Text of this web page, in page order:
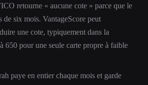
retourne « aucune cote » parce que le
de six mois. VantageScore peut
une cote, typiquement dans la
650 pour une seule carte propre à faible
paye en entier chaque mois et garde